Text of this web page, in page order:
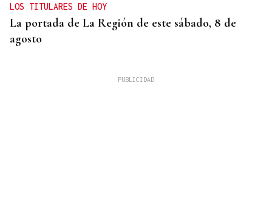
LOS TITULARES DE HOY
La portada de La Región de este sábado, 8 de
agosto